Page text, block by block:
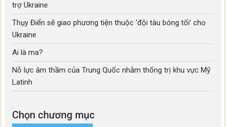
trợ Ukraine
Thụy Điển sẽ giao phương tiện thuộc ‘đội tàu bóng tối’ cho
Ukraine
Ai là ma?
Nỗ lực âm thầm của Trung Quốc nhằm thống trị khu vực Mỹ
Latinh
Chọn chương mục